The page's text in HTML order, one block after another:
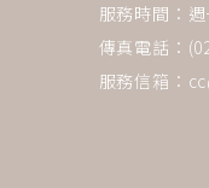
服務時間：
傳真電話：
服務信箱：